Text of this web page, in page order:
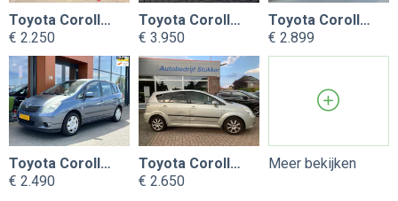
Toyota Corolla Verso
€ 2.250
Toyota Corolla Verso
€ 3.950
Toyota Corolla Verso
€ 2.899
Toyota Corolla Verso
€ 2.490
Toyota Corolla Verso
€ 2.650
Meer bekijken